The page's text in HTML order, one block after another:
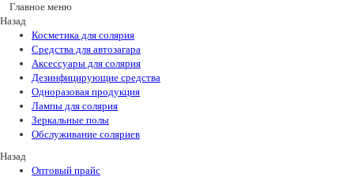
Главное меню
Назад
Косметика для солярия
Средства для автозагара
Аксессуары для солярия
Дезинфицирующие средства
Одноразовая продукция
Лампы для солярия
Зеркальные полы
Обслуживание соляриев
Назад
Оптовый прайс